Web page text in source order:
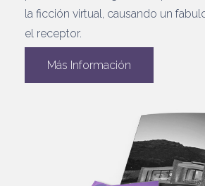
la ficción virtual, causando un
el receptor.
Más Información